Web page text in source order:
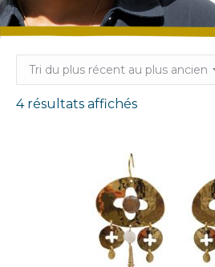
4 résultats affichésTrié
au
plus
ancien